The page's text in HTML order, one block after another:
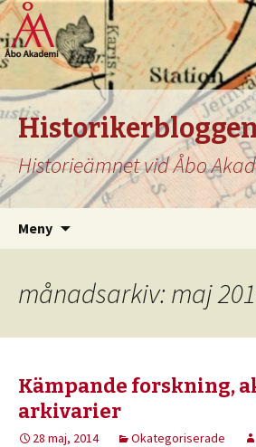
Historieämnet vid Åbo
Meny
månadsarkiv: maj
Kämpande forskning,
arkivarier
28 maj, 2014 Okategoriserade